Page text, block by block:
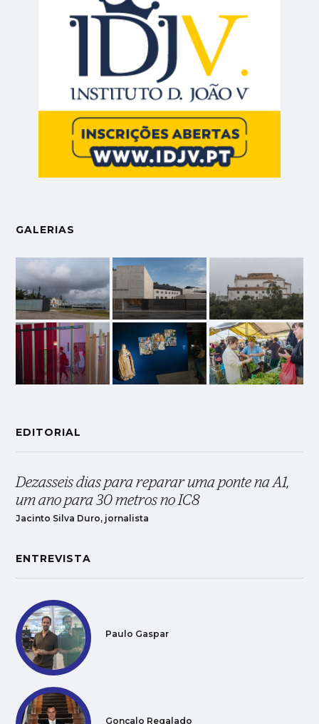
GALERIAS
EDITORIAL
Dezasseis dias para reparar uma ponte na A1,
um ano para 30 metros no IC8
Jacinto Silva Duro, jornalista
ENTREVISTA
Paulo Gaspar
Gonçalo Regalado